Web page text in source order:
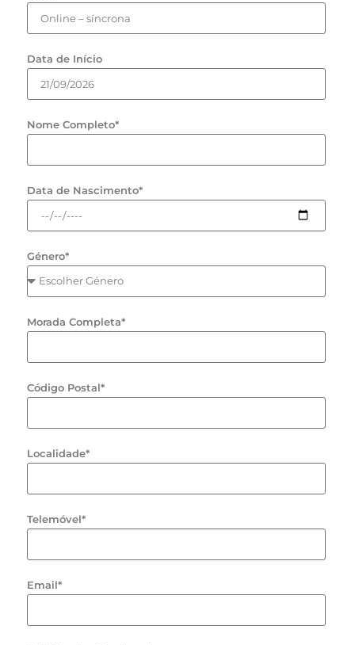
Data de Início
Nome Completo*
Data de Nascimento*
Género*
Morada Completa*
Código Postal*
Localidade*
Telemóvel*
Email*